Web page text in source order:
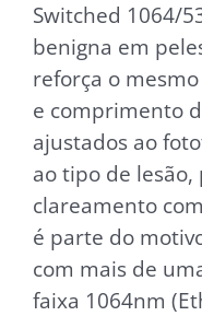
Switched 1064/
benigna em
reforça o
e comprimento
ajustados ao
ao tipo de
clareamento
é parte do
com mais de
faixa 1064nm